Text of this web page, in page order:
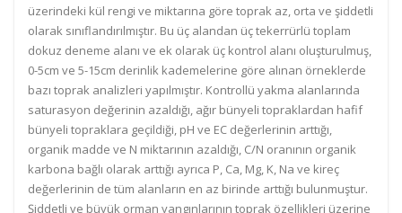
üzerindeki kül rengi ve miktarına göre toprak az, orta ve şiddetli
olarak sınıflandırılmıştır. Bu üç alandan üç tekerrürlü toplam
dokuz deneme alanı ve ek olarak üç kontrol alanı oluşturulmuş,
0-5cm ve 5-15cm derinlik kademelerine göre alınan örneklerde
bazı toprak analizleri yapılmıştır. Kontrollü yakma alanlarında
saturasyon değerinin azaldığı, ağır bünyeli topraklardan hafif
bünyeli topraklara geçildiği, pH ve EC değerlerinin arttığı,
organik madde ve N miktarının azaldığı, C/N oranının organik
karbona bağlı olarak arttığı ayrıca P, Ca, Mg, K, Na ve kireç
değerlerinin de tüm alanların en az birinde arttığı bulunmuştur.
Şiddetli ve büyük orman yangınlarının toprak özellikleri üzerine